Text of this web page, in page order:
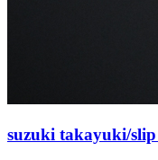
suzuki takayuki/slip